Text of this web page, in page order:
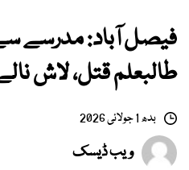
طالبعلم قتل، لاش
بدھ 1 جولائی 2026
ویب ڈیسک